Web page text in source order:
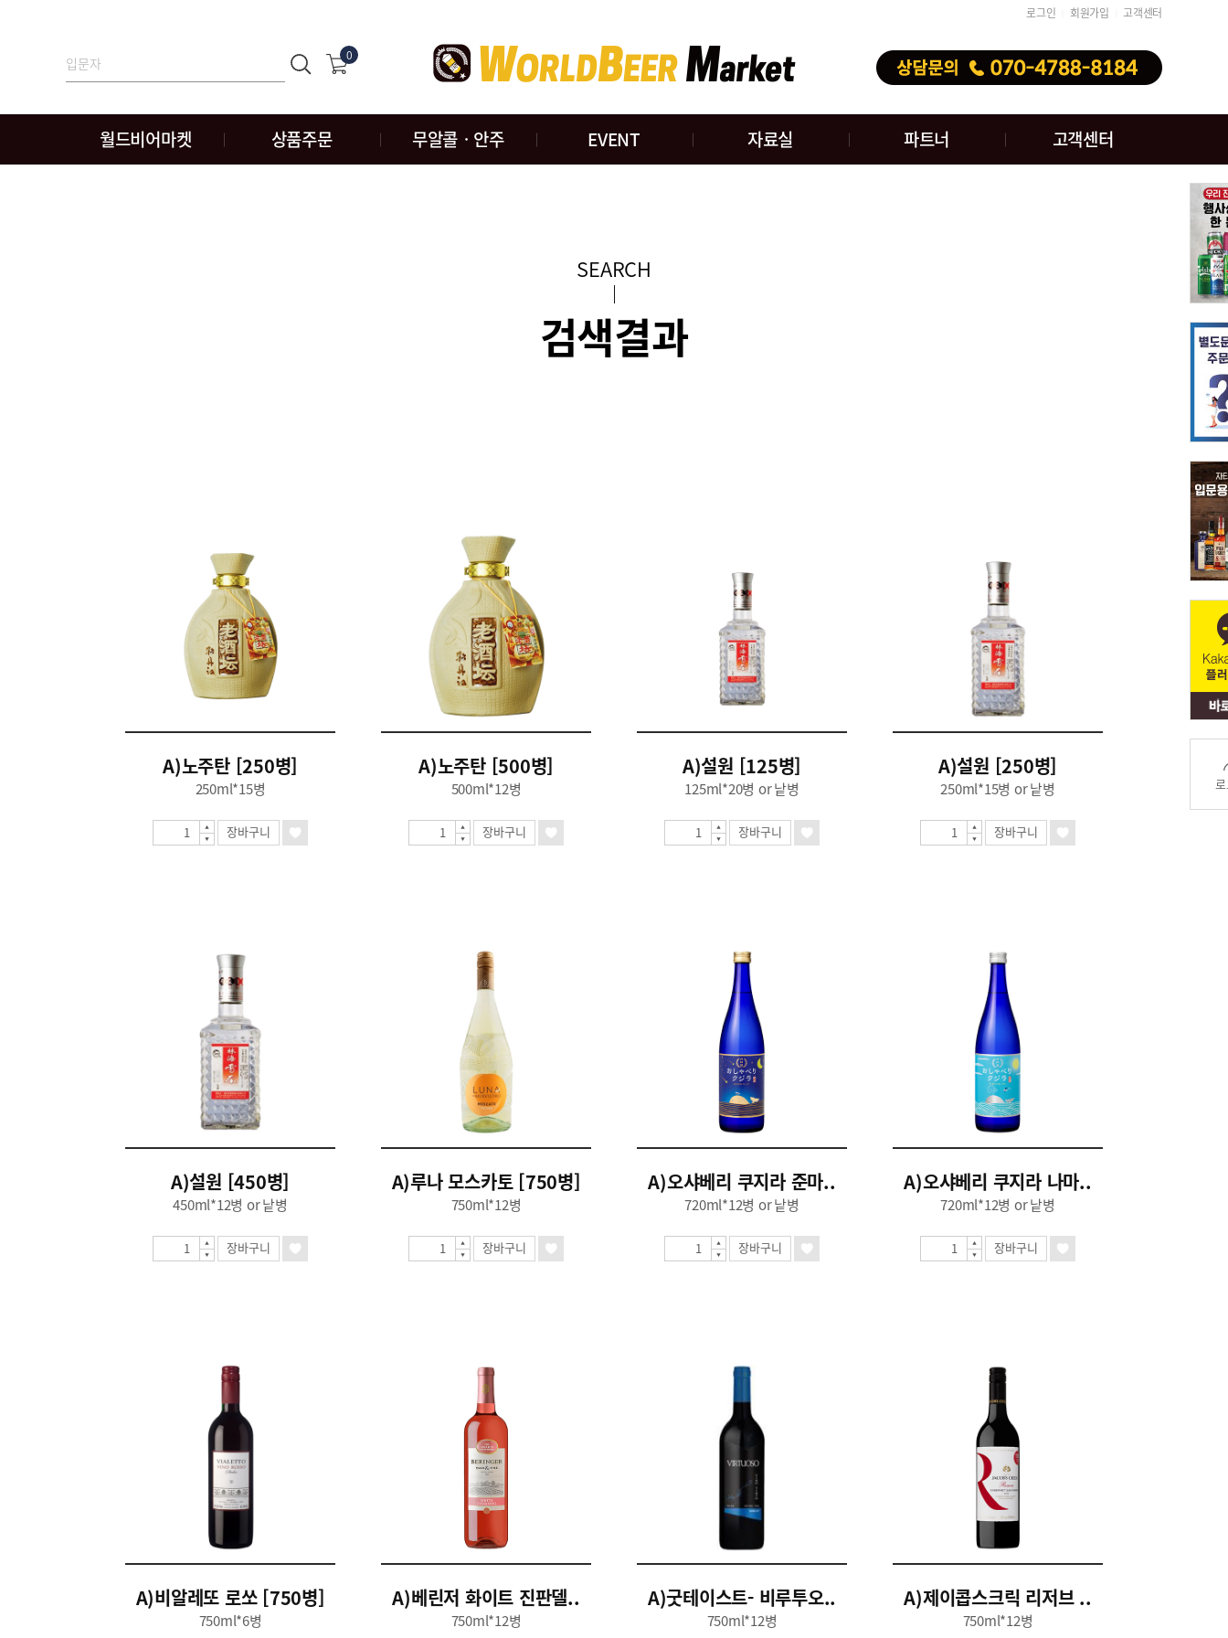
0
로그인 회원가입 고객센터
월드비어마켓 상품주문 무알콜ㆍ안주 EVENT 자료실 파트너 고객센터
SEARCH
검색결과
A)노주탄 [250병]
250ml*15병
장바구니
A)노주탄 [500병]
500ml*12병
장바구니
A)설원 [125병]
125ml*20병 or 낱병
장바구니
A)설원 [250병]
250ml*15병 or 낱병
장바구니
A)설원 [450병]
450ml*12병 or 낱병
장바구니
A)루나 모스카토 [750병]
750ml*12병
장바구니
A)오샤베리 쿠지라 준마..
720ml*12병 or 낱병
장바구니
A)오샤베리 쿠지라 나마..
720ml*12병 or 낱병
장바구니
A)비알레또 로쏘 [750병]
750ml*6병
A)베린저 화이트 진판델..
750ml*12병
A)굿테이스트- 비루투오..
750ml*12병
A)제이콥스크릭 리저브 ..
750ml*12병